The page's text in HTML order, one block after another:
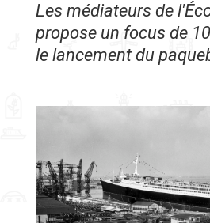
Les médiateurs de
propose un focus de
le lancement du